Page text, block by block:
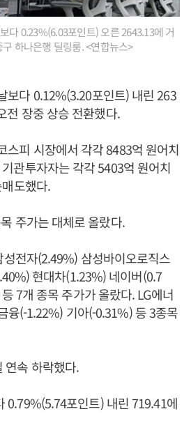
다 0.23%(6.03포인트) 오른 2643.13에 거
하나은행 딜링룸. <연합뉴스>
보다 0.12%(3.20포인트) 내린 263
전 장중 상승 전환했다.
스피 시장에서 각각 8483억 원어치
관투자자는 각각 5403억 원어치
도했다.
주가는 대체로 올랐다.
전자(2.49%) 삼성바이오로직스
현대차(1.23%) 네이버(0.7
7개 종목 주가가 올랐다. LG에너
융(-1.22%) 기아(-0.31%) 등 3종목
연속 하락했다.
0.79%(5.74포인트) 내린 719.41에